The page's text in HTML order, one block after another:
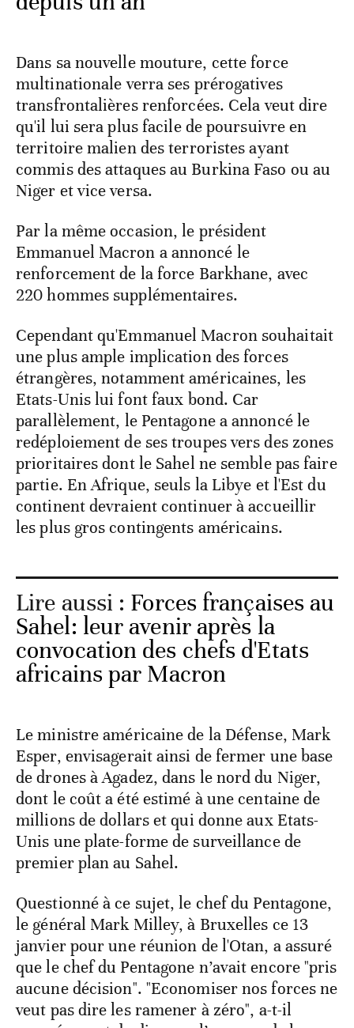
Dans sa nouvelle mouture, cette force
multinationale verra ses prérogatives
transfrontalières renforcées. Cela veut dire
qu'il lui sera plus facile de poursuivre en
territoire malien des terroristes ayant
commis des attaques au Burkina Faso ou au
Niger et vice versa.
Par la même occasion, le président
Emmanuel Macron a annoncé le
renforcement de la force Barkhane, avec
220 hommes supplémentaires.
Cependant qu'Emmanuel Macron souhaitait
une plus ample implication des forces
étrangères, notamment américaines, les
Etats-Unis lui font faux bond. Car
parallèlement, le Pentagone a annoncé le
redéploiement de ses troupes vers des zones
prioritaires dont le Sahel ne semble pas faire
partie. En Afrique, seuls la Libye et l'Est du
continent devraient continuer à accueillir
les plus gros contingents américains.
Lire aussi : Forces françaises au
Sahel: leur avenir après la
convocation des chefs d'Etats
africains par Macron
Le ministre américaine de la Défense, Mark
Esper, envisagerait ainsi de fermer une base
de drones à Agadez, dans le nord du Niger,
dont le coût a été estimé à une centaine de
millions de dollars et qui donne aux Etats-
Unis une plate-forme de surveillance de
premier plan au Sahel.
Questionné à ce sujet, le chef du Pentagone,
le général Mark Milley, à Bruxelles ce 13
janvier pour une réunion de l'Otan, a assuré
que le chef du Pentagone n’avait encore "pris
aucune décision". "Economiser nos forces ne
veut pas dire les ramener à zéro", a-t-il